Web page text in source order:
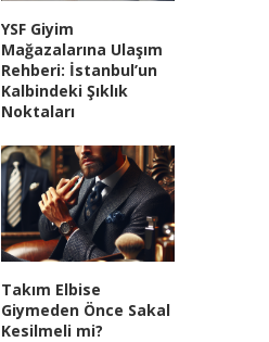
YSF Giyim
Mağazalarına Ulaşım
Rehberi: İstanbul’un
Kalbindeki Şıklık
Noktaları
Takım Elbise
Giymeden Önce Sakal
Kesilmeli mi?